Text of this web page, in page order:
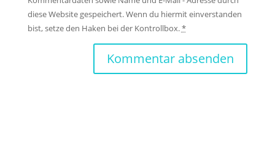
diese Website gespeichert. Wenn du hiermit einverstanden
bist, setze den Haken bei der Kontrollbox.*